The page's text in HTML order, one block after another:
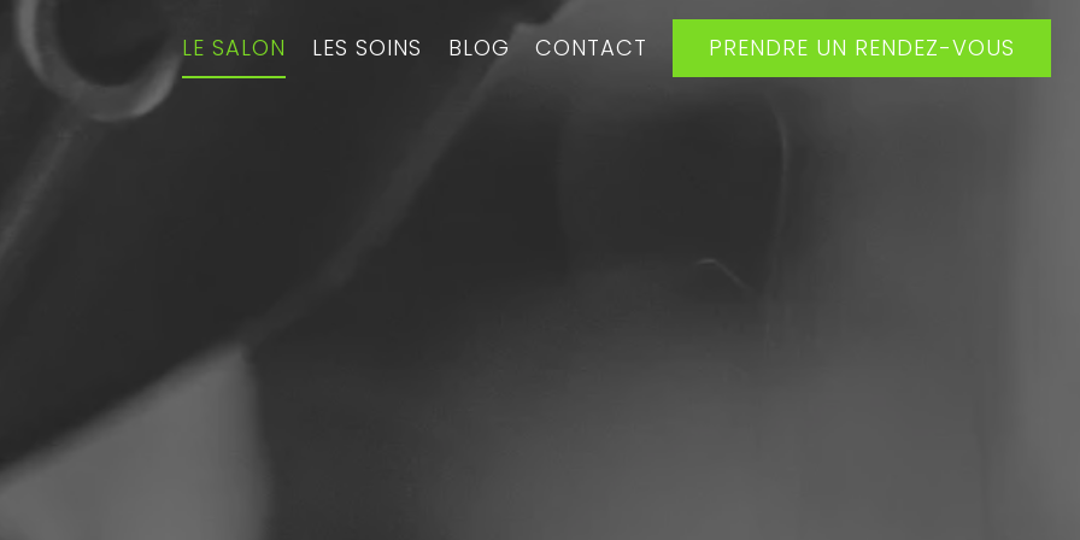
LE SALON LES SOINS BLOG CONTACT PRENDRE UN RENDEZ-VOUS